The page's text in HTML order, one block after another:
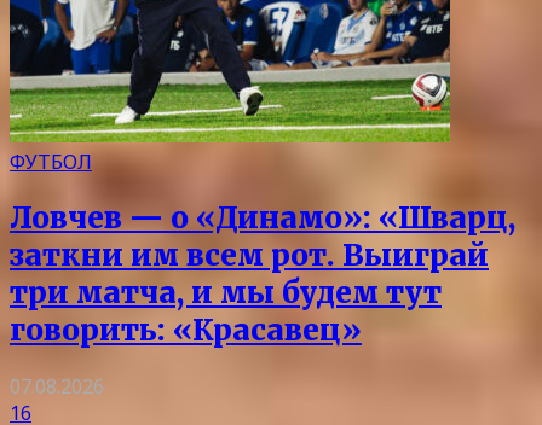
ФУТБОЛ
Ловчев — о «Динамо»: «Шварц,
заткни им всем рот. Выиграй
три матча, и мы будем тут
говорить: «Красавец»
07.08.2026
16